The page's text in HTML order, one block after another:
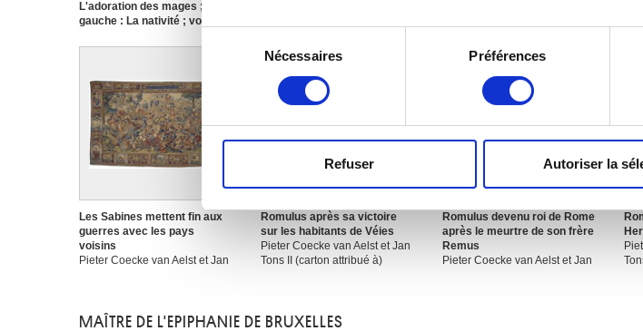
Si vous le permettez, nous aimerions également :
Collecter des informations sur votre localisation
digitales).
partenaires de médias sociaux, de publicité et d'analyse, qui
vous leur avez fournies ou qu'ils ont collectées lors de votre
consentement
Nécessaires Préférences
Refuser Autoriser la
L'adoration des mages ; volet
gauche : La nativité ; volet
Maître de l'Epiphanie de
Les Sabines mettent fin aux
guerres avec les pays
voisins
Pieter Coecke van Aelst et Jan
Romulus après sa victoire
sur les habitants de Véies
Pieter Coecke van Aelst et Jan
Tons II (carton attribué à)
Romulus devenu roi de Rome
après le meurtre de son frère
Remus
Pieter Coecke van Aelst et Jan
MAÎTRE DE L'EPIPHANIE DE BRUXELLES